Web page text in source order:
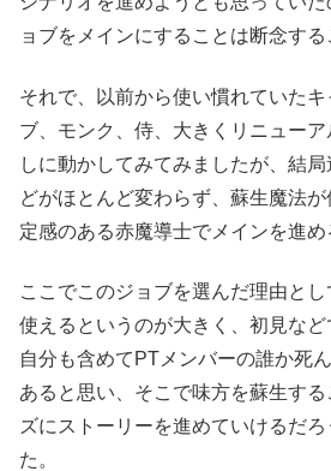
ョブをメインにすることは断念する
それで、以前から使い慣れていた
ブ、モンク、侍、大きくリニュー
しに動かしてみてみましたが、結
どがほとんど変わらず、蘇生魔法
定感のある赤魔導士でメインを進め
ここでこのジョブを選んだ理由と
使えるというのが大きく、初見な
自分も含めてPTメンバーの誰か死
あると思い、そこで味方を蘇生す
ズにストーリーを進めていけるだ
た。